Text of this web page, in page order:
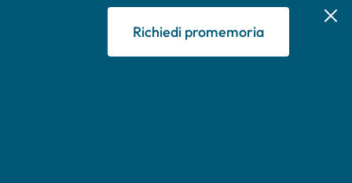
Richiedi promemoria